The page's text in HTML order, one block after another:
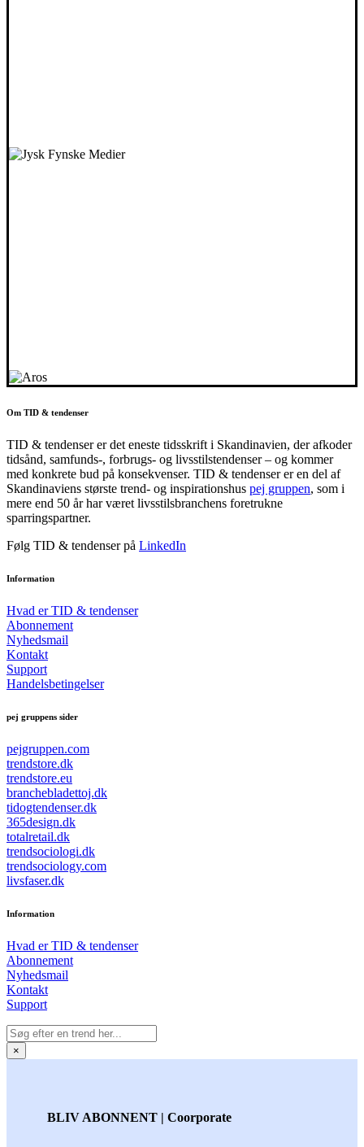
Om TID & tendenser
TID & tendenser er det eneste tidsskrift i Skandinavien, der afkoder
tidsånd, samfunds-, forbrugs- og livsstilstendenser – og kommer
med konkrete bud på konsekvenser. TID & tendenser er en del af
Skandinaviens største trend- og inspirationshus pej gruppen, som i
mere end 50 år har været livsstilsbranchens foretrukne
sparringspartner.
Følg TID & tendenser på LinkedIn
Information
Hvad er TID & tendenser
Abonnement
Nyhedsmail
Kontakt
Support
Handelsbetingelser
pej gruppens sider
pejgruppen.com
trendstore.dk
trendstore.eu
branchebladettoj.dk
tidogtendenser.dk
365design.dk
totalretail.dk
trendsociologi.dk
trendsociology.com
livsfaser.dk
Information
Hvad er TID & tendenser
Abonnement
Nyhedsmail
Kontakt
Support
×
BLIV ABONNENT | Coorporate